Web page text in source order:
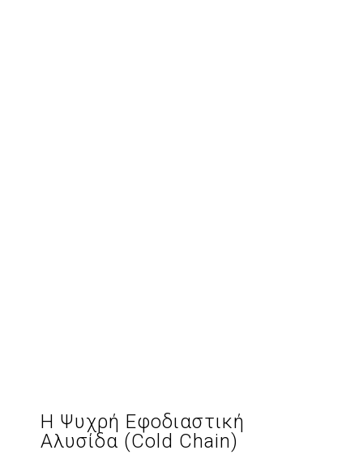
Η Ψυχρή Εφοδιαστική
Αλυσίδα (Cold Chain)